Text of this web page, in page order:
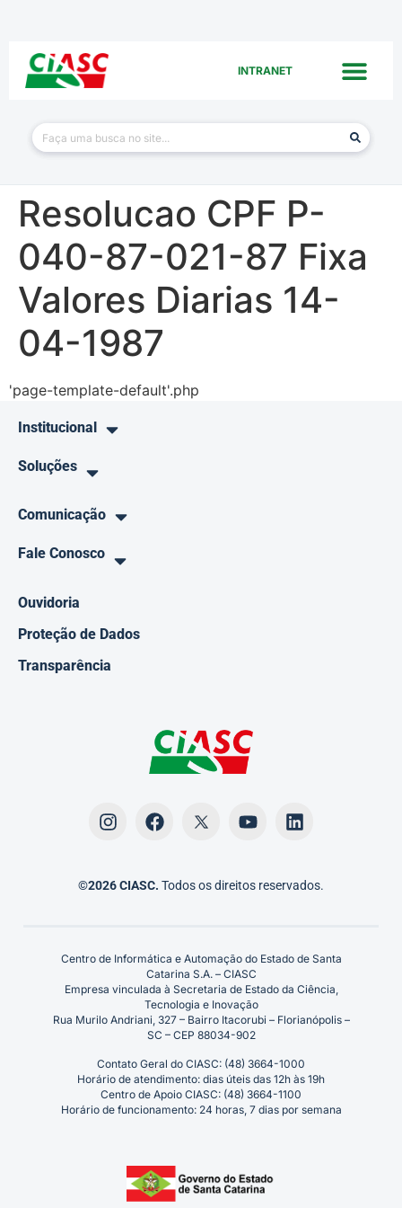
INTRANET
Resolucao CPF P-
040-87-021-87 Fixa
Valores Diarias 14-
04-1987
'page-template-default'.php
Institucional
Soluções
Comunicação
Fale Conosco
Ouvidoria
Proteção de Dados
Transparência
©2026 CIASC. Todos os direitos reservados.
Centro de Informática e Automação do Estado de Santa
Catarina S.A. – CIASC
Empresa vinculada à Secretaria de Estado da Ciência,
Tecnologia e Inovação
Rua Murilo Andriani, 327 – Bairro Itacorubi – Florianópolis –
SC – CEP 88034-902
Contato Geral do CIASC: (48) 3664-1000
Horário de atendimento: dias úteis das 12h às 19h
Centro de Apoio CIASC: (48) 3664-1100
Horário de funcionamento: 24 horas, 7 dias por semana